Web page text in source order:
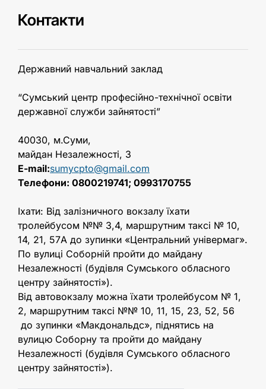
Контакти
Державний навчальний заклад
“Сумський центр професійно-технічної освіти
державної служби зайнятості”
40030, м.Суми,
майдан Незалежностi, 3
E-mail:sumycpto@gmail.com
Телефони: 0800219741; 0993170755
Іхати: Від залізничного вокзалу їхати
тролейбусом №№ 3,4, маршрутним таксі № 10,
14, 21, 57A до зупинки «Центральний універмаг».
По вулиці Соборній пройти до майдану
Незалежності (будівля Сумського обласного
центру зайнятості»).
Від автовокзалу можна їхати тролейбусом № 1,
2, маршрутним таксі №№ 10, 11, 15, 23, 52, 56
до зупинки «Макдональдс», піднятись на
вулицю Соборну та пройти до майдану
Незалежності (будівля Сумського обласного
центру зайнятості»).